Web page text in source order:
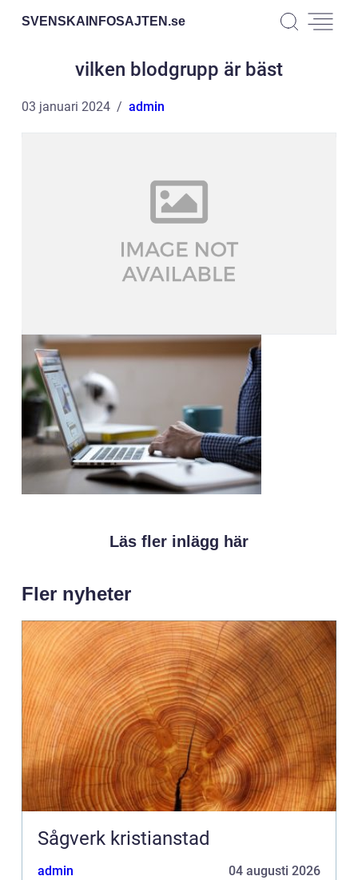
SVENSKAINFOSAJTEN.se
vilken blodgrupp är bäst
03 januari 2024 admin
Läs fler inlägg här
Fler nyheter
Sågverk kristianstad
admin 04 augusti 2026